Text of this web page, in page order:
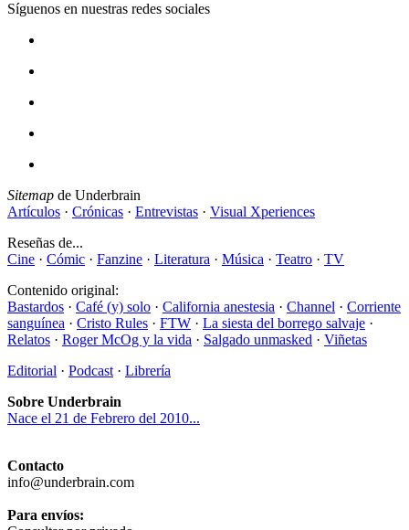
Síguenos en nuestras redes sociales
Sitemap de Underbrain
Artículos · Crónicas · Entrevistas · Visual Xperiences
Reseñas de...
Cine · Cómic · Fanzine · Literatura · Música · Teatro · TV
Contenido original:
Bastardos · Café (y) solo · California anestesia · Channel · Corriente
sanguínea · Cristo Rules · FTW · La siesta del borrego salvaje ·
Relatos · Roger McOg y la vida · Salgado unmasked · Viñetas
Editorial · Podcast · Librería
Sobre Underbrain
Nace el 21 de Febrero del 2010...
Contacto
info@underbrain.com
Para envíos: